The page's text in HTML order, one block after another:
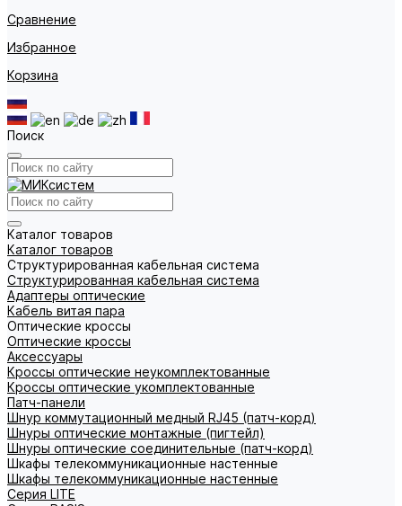
Сравнение
Избранное
Корзина
Поиск
Каталог товаров
Каталог товаров
Структурированная кабельная система
Структурированная кабельная система
Адаптеры оптические
Кабель витая пара
Оптические кроссы
Оптические кроссы
Аксессуары
Кроссы оптические неукомплектованные
Кроссы оптические укомплектованные
Патч-панели
Шнур коммутационный медный RJ45 (патч-корд)
Шнуры оптические монтажные (пигтейл)
Шнуры оптические соединительные (патч-корд)
Шкафы телекоммуникационные настенные
Шкафы телекоммуникационные настенные
Cерия LITE